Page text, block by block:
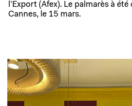
l’Export (Afex). Le palmarès à
Cannes, le 15 mars.